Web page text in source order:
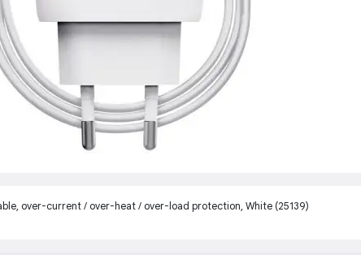
over-current / over-heat / over-load protection, White (25139)